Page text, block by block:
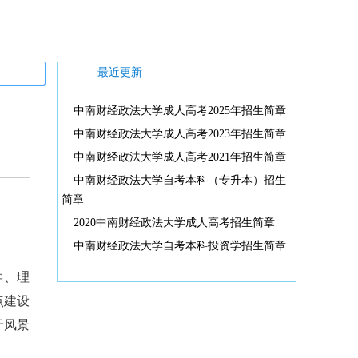
、理
建设
风景
最近更新
中南财经政法大学成人高考2025年招生简章
中南财经政法大学成人高考2023年招生简章
中南财经政法大学成人高考2021年招生简章
中南财经政法大学自考本科（专升本）招生
简章
2020中南财经政法大学成人高考招生简章
中南财经政法大学自考本科投资学招生简章